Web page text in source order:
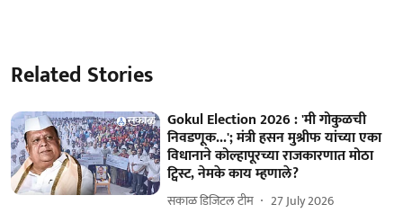
Related Stories
Gokul Election 2026 : 'मी गोकुळची
निवडणूक...'; मंत्री हसन मुश्रीफ यांच्या एका
विधानाने कोल्हापूरच्या राजकारणात मोठा
ट्विस्ट, नेमके काय म्हणाले?
सकाळ डिजिटल टीम 27 July 2026